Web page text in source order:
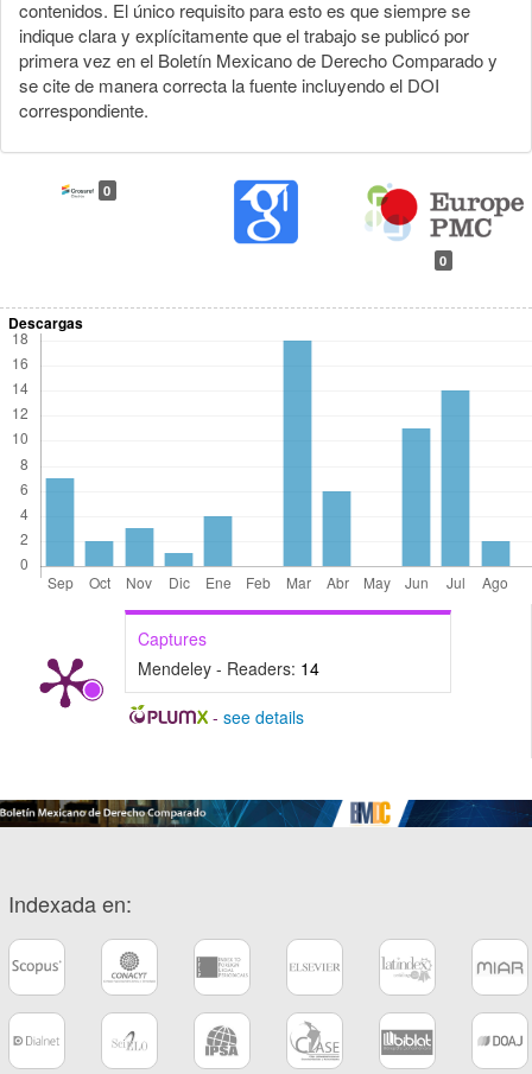
contenidos. El único requisito para esto es que siempre se
indique clara y explícitamente que el trabajo se publicó por
primera vez en el Boletín Mexicano de Derecho Comparado y
se cite de manera correcta la fuente incluyendo el DOI
correspondiente.
0
0
Descargas
Captures
Mendeley - Readers: 14
- see details
Indexada en: